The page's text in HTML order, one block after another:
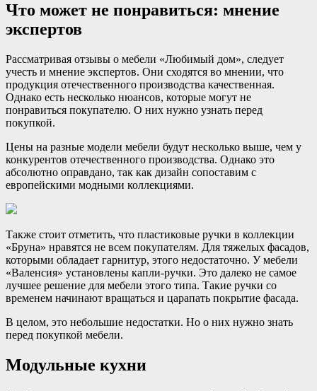
Что может не понравиться: мнение
экспертов
Рассматривая отзывы о мебели «Любимый дом», следует
учесть и мнение экспертов. Они сходятся во мнении, что
продукция отечественного производства качественная.
Однако есть несколько нюансов, которые могут не
понравиться покупателю. О них нужно узнать перед
покупкой.
Цены на разные модели мебели будут несколько выше, чем у
конкурентов отечественного производства. Однако это
абсолютно оправдано, так как дизайн сопоставим с
европейскими модными коллекциями.
Также стоит отметить, что пластиковые ручки в коллекции
«Бруна» нравятся не всем покупателям. Для тяжелых фасадов,
которыми обладает гарнитур, этого недостаточно. У мебели
«Валенсия» установлены капли-ручки. Это далеко не самое
лучшее решение для мебели этого типа. Такие ручки со
временем начинают вращаться и царапать покрытие фасада.
В целом, это небольшие недостатки. Но о них нужно знать
перед покупкой мебели.
Модульные кухни